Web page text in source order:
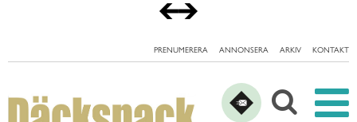
PRENUMERERA ANNONSERA ARKIV KONTAKT